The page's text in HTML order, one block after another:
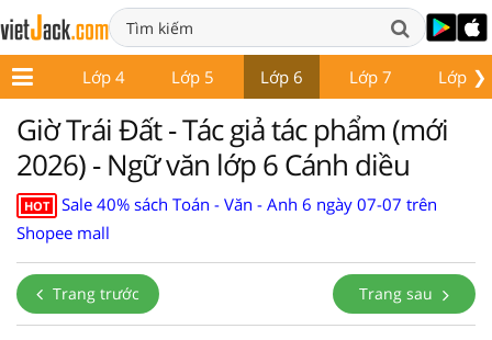
❯
3 Lớp 4 Lớp 5 Lớp 6 Lớp 7 Lớp 8
Giờ Trái Đất - Tác giả tác phẩm (mới
2026) - Ngữ văn lớp 6 Cánh diều
HOT
Sale 40% sách Toán - Văn - Anh 6 ngày 07-07 trên
Shopee mall
Trang trước Trang sau